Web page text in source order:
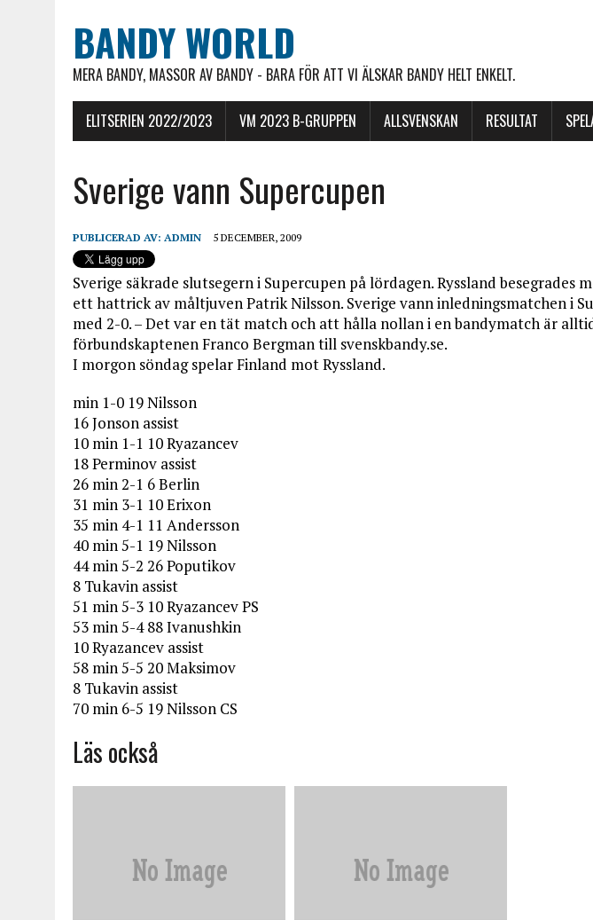
BANDY WORLD
MERA BANDY, MASSOR AV BANDY - BARA FÖR ATT VI ÄLSKAR BANDY HELT ENKELT.
ELITSERIEN 2022/2023 VM 2023 B-GRUPPEN ALLSVENSKAN RESULTAT
Sverige vann Supercupen
PUBLICERAD AV: ADMIN 5 DECEMBER, 2009
Sverige säkrade slutsegern i Supercupen på lördagen. Ryssland besegrades
ett hattrick av måltjuven Patrik Nilsson. Sverige vann inledningsmatchen i
med 2-0. – Det var en tät match och att hålla nollan i en bandymatch är
förbundskaptenen Franco Bergman till svenskbandy.se.
I morgon söndag spelar Finland mot Ryssland.
min 1-0 19 Nilsson
16 Jonson assist
10 min 1-1 10 Ryazancev
18 Perminov assist
26 min 2-1 6 Berlin
31 min 3-1 10 Erixon
35 min 4-1 11 Andersson
40 min 5-1 19 Nilsson
44 min 5-2 26 Poputikov
8 Tukavin assist
51 min 5-3 10 Ryazancev PS
53 min 5-4 88 Ivanushkin
10 Ryazancev assist
58 min 5-5 20 Maksimov
8 Tukavin assist
70 min 6-5 19 Nilsson CS
Läs också